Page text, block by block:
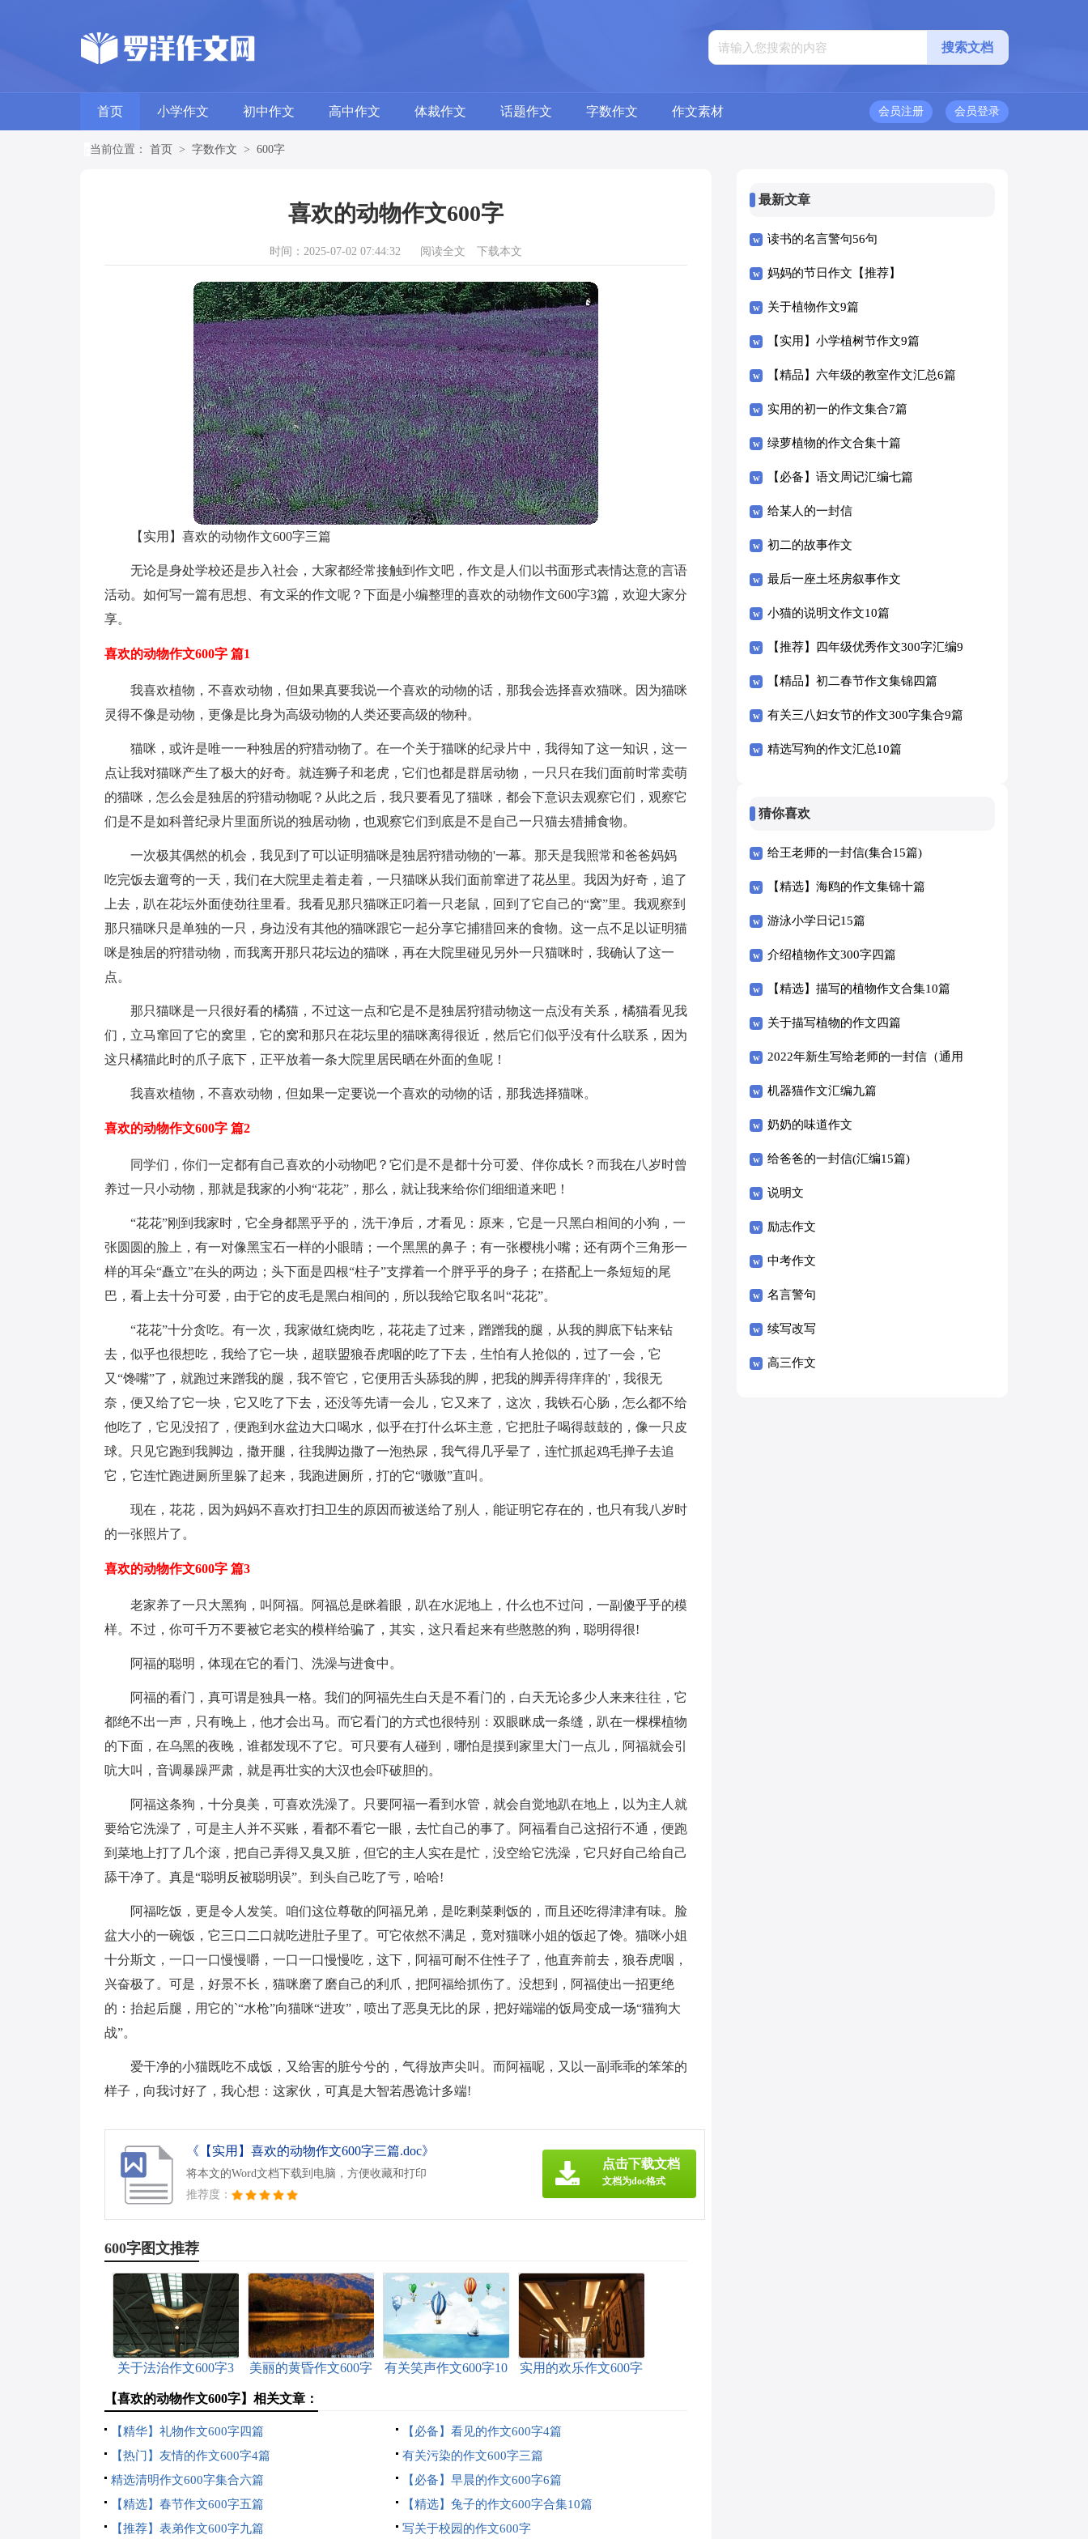
首页 小学作文 初中作文 高中作文 体裁作文 话题作文 字数作文 作文素材 会员登录
会员注册
当前位置： 首页 > 字数作文 > 600字
喜欢的动物作文600字
时间：2025-07-02 07:44:32 阅读全文 下载本文
【实用】喜欢的动物作文600字三篇
无论是身处学校还是步入社会，大家都经常接触到作文吧，作文是人们以书面形式表情达意的言语
活动。如何写一篇有思想、有文采的作文呢？下面是小编整理的喜欢的动物作文600字3篇，欢迎大家分
享。
喜欢的动物作文600字 篇1
我喜欢植物，不喜欢动物，但如果真要我说一个喜欢的动物的话，那我会选择喜欢猫咪。因为猫咪
灵得不像是动物，更像是比身为高级动物的人类还要高级的物种。
猫咪，或许是唯一一种独居的狩猎动物了。在一个关于猫咪的纪录片中，我得知了这一知识，这一
点让我对猫咪产生了极大的好奇。就连狮子和老虎，它们也都是群居动物，一只只在我们面前时常卖萌
的猫咪，怎么会是独居的狩猎动物呢？从此之后，我只要看见了猫咪，都会下意识去观察它们，观察它
们是不是如科普纪录片里面所说的独居动物，也观察它们到底是不是自己一只猫去猎捕食物。
一次极其偶然的机会，我见到了可以证明猫咪是独居狩猎动物的'一幕。那天是我照常和爸爸妈妈
吃完饭去遛弯的一天，我们在大院里走着走着，一只猫咪从我们面前窜进了花丛里。我因为好奇，追了
上去，趴在花坛外面使劲往里看。我看见那只猫咪正叼着一只老鼠，回到了它自己的“窝”里。我观察到
那只猫咪只是单独的一只，身边没有其他的猫咪跟它一起分享它捕猎回来的食物。这一点不足以证明猫
咪是独居的狩猎动物，而我离开那只花坛边的猫咪，再在大院里碰见另外一只猫咪时，我确认了这一
点。
那只猫咪是一只很好看的橘猫，不过这一点和它是不是独居狩猎动物这一点没有关系，橘猫看见我
们，立马窜回了它的窝里，它的窝和那只在花坛里的猫咪离得很近，然后它们似乎没有什么联系，因为
这只橘猫此时的爪子底下，正平放着一条大院里居民晒在外面的鱼呢！
我喜欢植物，不喜欢动物，但如果一定要说一个喜欢的动物的话，那我选择猫咪。
喜欢的动物作文600字 篇2
同学们，你们一定都有自己喜欢的小动物吧？它们是不是都十分可爱、伴你成长？而我在八岁时曾
养过一只小动物，那就是我家的小狗“花花”，那么，就让我来给你们细细道来吧！
“花花”刚到我家时，它全身都黑乎乎的，洗干净后，才看见：原来，它是一只黑白相间的小狗，一
张圆圆的脸上，有一对像黑宝石一样的小眼睛；一个黑黑的鼻子；有一张樱桃小嘴；还有两个三角形一
样的耳朵“矗立”在头的两边；头下面是四根“柱子”支撑着一个胖乎乎的身子；在搭配上一条短短的尾
巴，看上去十分可爱，由于它的皮毛是黑白相间的，所以我给它取名叫“花花”。
“花花”十分贪吃。有一次，我家做红烧肉吃，花花走了过来，蹭蹭我的腿，从我的脚底下钻来钻
去，似乎也很想吃，我给了它一块，超联盟狼吞虎咽的吃了下去，生怕有人抢似的，过了一会，它
又“馋嘴”了，就跑过来蹭我的腿，我不管它，它便用舌头舔我的脚，把我的脚弄得痒痒的'，我很无
奈，便又给了它一块，它又吃了下去，还没等先请一会儿，它又来了，这次，我铁石心肠，怎么都不给
他吃了，它见没招了，便跑到水盆边大口喝水，似乎在打什么坏主意，它把肚子喝得鼓鼓的，像一只皮
球。只见它跑到我脚边，撒开腿，往我脚边撒了一泡热尿，我气得几乎晕了，连忙抓起鸡毛掸子去追
它，它连忙跑进厕所里躲了起来，我跑进厕所，打的它“嗷嗷”直叫。
现在，花花，因为妈妈不喜欢打扫卫生的原因而被送给了别人，能证明它存在的，也只有我八岁时
的一张照片了。
喜欢的动物作文600字 篇3
老家养了一只大黑狗，叫阿福。阿福总是眯着眼，趴在水泥地上，什么也不过问，一副傻乎乎的模
样。不过，你可千万不要被它老实的模样给骗了，其实，这只看起来有些憨憨的狗，聪明得很!
阿福的聪明，体现在它的看门、洗澡与进食中。
阿福的看门，真可谓是独具一格。我们的阿福先生白天是不看门的，白天无论多少人来来往往，它
都绝不出一声，只有晚上，他才会出马。而它看门的方式也很特别：双眼眯成一条缝，趴在一棵棵植物
的下面，在乌黑的夜晚，谁都发现不了它。可只要有人碰到，哪怕是摸到家里大门一点儿，阿福就会引
吭大叫，音调暴躁严肃，就是再壮实的大汉也会吓破胆的。
阿福这条狗，十分臭美，可喜欢洗澡了。只要阿福一看到水管，就会自觉地趴在地上，以为主人就
要给它洗澡了，可是主人并不买账，看都不看它一眼，去忙自己的事了。阿福看自己这招行不通，便跑
到菜地上打了几个滚，把自己弄得又臭又脏，但它的主人实在是忙，没空给它洗澡，它只好自己给自己
舔干净了。真是“聪明反被聪明误”。到头自己吃了亏，哈哈!
阿福吃饭，更是令人发笑。咱们这位尊敬的阿福兄弟，是吃剩菜剩饭的，而且还吃得津津有味。脸
盆大小的一碗饭，它三口二口就吃进肚子里了。可它依然不满足，竟对猫咪小姐的饭起了馋。猫咪小姐
十分斯文，一口一口慢慢嚼，一口一口慢慢吃，这下，阿福可耐不住性子了，他直奔前去，狼吞虎咽，
兴奋极了。可是，好景不长，猫咪磨了磨自己的利爪，把阿福给抓伤了。没想到，阿福使出一招更绝
的：抬起后腿，用它的`“水枪”向猫咪“进攻”，喷出了恶臭无比的尿，把好端端的饭局变成一场“猫狗大
战”。
爱干净的小猫既吃不成饭，又给害的脏兮兮的，气得放声尖叫。而阿福呢，又以一副乖乖的笨笨的
样子，向我讨好了，我心想：这家伙，可真是大智若愚诡计多端!
《【实用】喜欢的动物作文600字三篇.doc》
将本文的Word文档下载到电脑，方便收藏和打印
推荐度：
点击下载文档
文档为doc格式
600字图文推荐
关于法治作文600字3
美丽的黄昏作文600字
有关笑声作文600字10
实用的欢乐作文600字
【喜欢的动物作文600字】相关文章：
【精华】礼物作文600字四篇
【必备】看见的作文600字4篇
【热门】友情的作文600字4篇
有关污染的作文600字三篇
精选清明作文600字集合六篇
【必备】早晨的作文600字6篇
【精选】春节作文600字五篇
【精选】兔子的作文600字合集10篇
【推荐】表弟作文600字九篇
写关于校园的作文600字
最新文章
读书的名言警句56句
妈妈的节日作文【推荐】
关于植物作文9篇
【实用】小学植树节作文9篇
【精品】六年级的教室作文汇总6篇
实用的初一的作文集合7篇
绿萝植物的作文合集十篇
【必备】语文周记汇编七篇
给某人的一封信
初二的故事作文
最后一座土坯房叙事作文
小猫的说明文作文10篇
【推荐】四年级优秀作文300字汇编9
篇
【精品】初二春节作文集锦四篇
有关三八妇女节的作文300字集合9篇
精选写狗的作文汇总10篇
猜你喜欢
给王老师的一封信(集合15篇)
【精选】海鸥的作文集锦十篇
游泳小学日记15篇
介绍植物作文300字四篇
【精选】描写的植物作文合集10篇
关于描写植物的作文四篇
2022年新生写给老师的一封信（通用
8篇）
机器猫作文汇编九篇
奶奶的味道作文
给爸爸的一封信(汇编15篇)
说明文
励志作文
中考作文
名言警句
续写改写
高三作文